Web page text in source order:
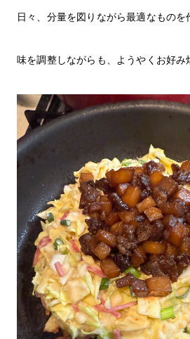
日々、分量を図りながら最適なものを
味を調整しながらも、ようやくお好み